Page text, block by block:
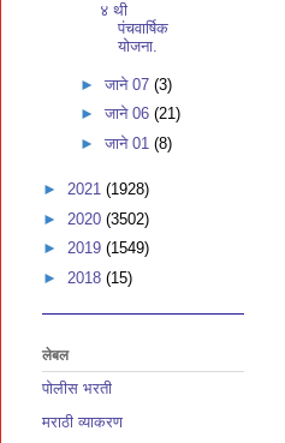
४ थी
पंचवार्षिक
योजना.
►जाने 07(3)
►जाने 06(21)
►जाने 01(8)
► 2021 (1928)
► 2020 (3502)
► 2019 (1549)
► 2018 (15)
लेबल
पोलीस भरती
मराठी व्याकरण